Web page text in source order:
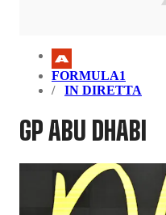
FORMULA1
IN DIRETTA
GP ABU DHABI